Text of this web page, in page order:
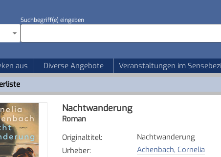
Suchbegriff(e) eingeben
aus Diverse Angebote Veranstaltungen im
Nachtwanderung
Roman
Originaltitel:
Nachtwanderung
Urheber:
Achenbach, Cornelia